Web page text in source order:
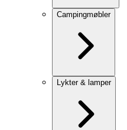
Campingmøbler
Lykter & lamper